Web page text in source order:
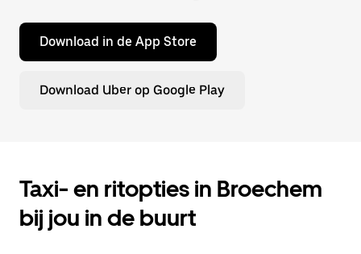
Download in de App Store
Download Uber op Google Play
Taxi- en ritopties in Broechem
bij jou in de buurt